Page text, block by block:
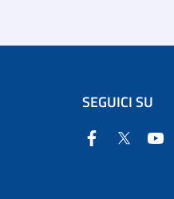
SEGUICI SU
Facebook
Twitter